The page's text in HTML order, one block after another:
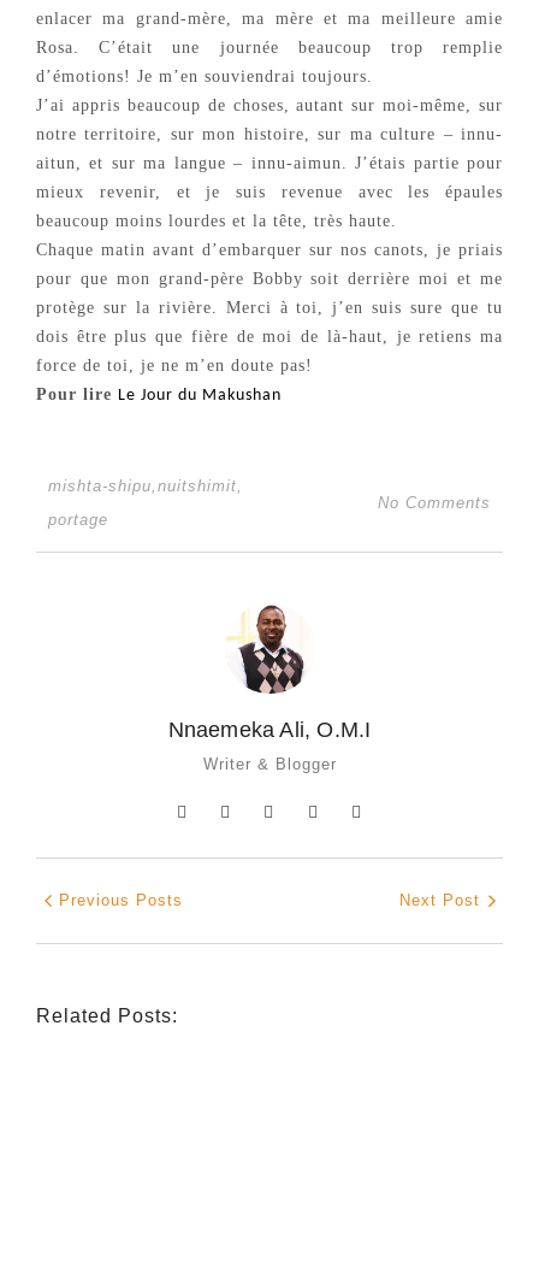
enlacer ma grand-mère, ma mère et ma meilleure amie
Rosa. C’était une journée beaucoup trop remplie
d’émotions! Je m’en souviendrai toujours.
J’ai appris beaucoup de choses, autant sur moi-même, sur
notre territoire, sur mon histoire, sur ma culture – innu-
aitun, et sur ma langue – innu-aimun. J’étais partie pour
mieux revenir, et je suis revenue avec les épaules
beaucoup moins lourdes et la tête, très haute.
Chaque matin avant d’embarquer sur nos canots, je priais
pour que mon grand-père Bobby soit derrière moi et me
protège sur la rivière. Merci à toi, j’en suis sure que tu
dois être plus que fière de moi de là-haut, je retiens ma
force de toi, je ne m’en doute pas!
Pour lire Le Jour du Makushan
mishta-shipu, nuitshimit,
portage
No Comments
Nnaemeka Ali, O.M.I
Writer & Blogger
Previous Posts Next Post
Related Posts: